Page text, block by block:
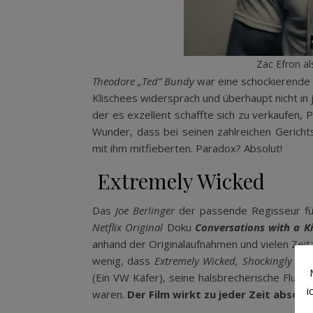
Zac Efron
Theodore „Ted“ Bundywar eine schockierende
Klischees widersprach und überhaupt nicht
der es exzellent schaffte sich zu verkaufen,
Wunder, dass bei seinen zahlreichen
mit ihm mitfieberten. Paradox? Absolut!
Extremely Wicked
Das Joe Berlinger der passende Regisseur
Netflix Original Doku Conversations with a
anhand der Originalaufnahmen und vielen
wenig, dass Extremely Wicked, Shockingly
(Ein VW Käfer), seine halsbrecherische
waren. Der Film wirkt zu jeder Zeit